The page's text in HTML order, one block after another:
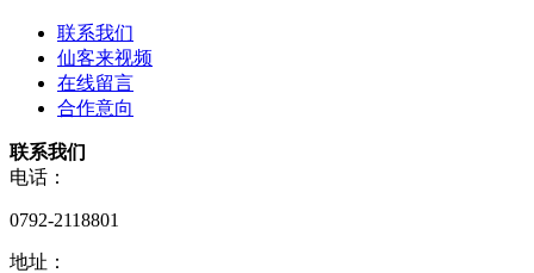
联系我们
仙客来视频
在线留言
合作意向
联系我们
电话：
0792-2118801
地址：